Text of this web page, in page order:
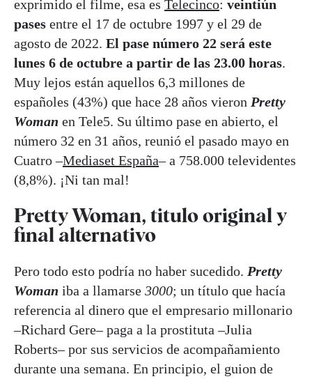
exprimido el filme, esa es Telecinco: veintiún
pases entre el 17 de octubre 1997 y el 29 de
agosto de 2022. El pase número 22 será este
lunes 6 de octubre a partir de las 23.00 horas.
Muy lejos están aquellos 6,3 millones de
españoles (43%) que hace 28 años vieron Pretty
Woman en Tele5. Su último pase en abierto, el
número 32 en 31 años, reunió el pasado mayo en
Cuatro –Mediaset España– a 758.000 televidentes
(8,8%). ¡Ni tan mal!
Pretty Woman, titulo original y
final alternativo
Pero todo esto podría no haber sucedido. Pretty
Woman iba a llamarse 3000; un título que hacía
referencia al dinero que el empresario millonario
–Richard Gere– paga a la prostituta –Julia
Roberts– por sus servicios de acompañamiento
durante una semana. En principio, el guion de